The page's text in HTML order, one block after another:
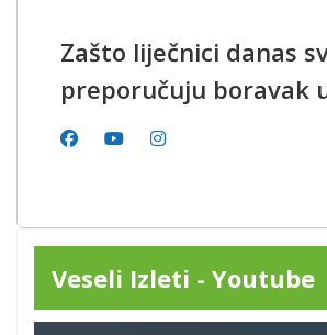
Zašto liječnici danas
preporučuju boravak
Veseli Izleti - Youtube